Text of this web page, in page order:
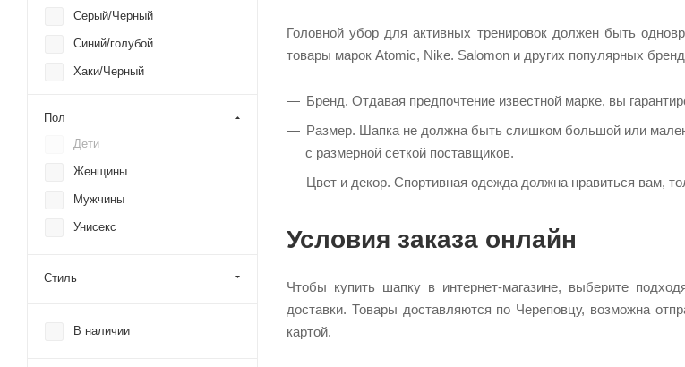
Головной убор для активных тренировок должен быть
товары марок Atomic, Nike. Salomon и других популярных
Бренд. Отдавая предпочтение известной марке, вы
Размер. Шапка не должна быть слишком большой или
с размерной сеткой поставщиков.
Цвет и декор. Спортивная одежда должна нравиться вам,
Условия заказа онлайн
Чтобы купить шапку в интернет-магазине, выберите
доставки. Товары доставляются по Череповцу, возможна
картой.
Reebok
The North Face
Under Armour
Серый/Черный
Синий/голубой
Хаки/Черный
Бордовый
Голубой
Фиолетовый
Пол
Дети
Женщины
Мужчины
Унисекс
Стиль
В наличии